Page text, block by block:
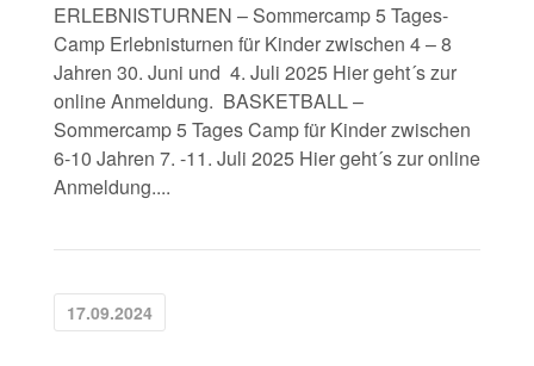
ERLEBNISTURNEN – Sommercamp 5 Tages-
Camp Erlebnisturnen für Kinder zwischen 4 – 8
Jahren 30. Juni und 4. Juli 2025 Hier geht´s zur
online Anmeldung. BASKETBALL –
Sommercamp 5 Tages Camp für Kinder zwischen
6-10 Jahren 7. -11. Juli 2025 Hier geht´s zur online
Anmeldung....
17.09.2024